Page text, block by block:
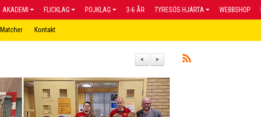
AKADEMI FLICKLAG POJKLAG 3-6 ÅR TYRESÖS HJÄRTA WEBBSHOP
Matcher Kontakt
>
<